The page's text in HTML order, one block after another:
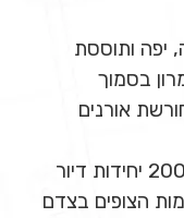
יפה ותוססת
בסמוך
אורנים
מתחם המגורים בשכונה כולל כ- 200 יחידות דיור
יוקרה מדורגים בני 4-5 קומות הצופים בצדם